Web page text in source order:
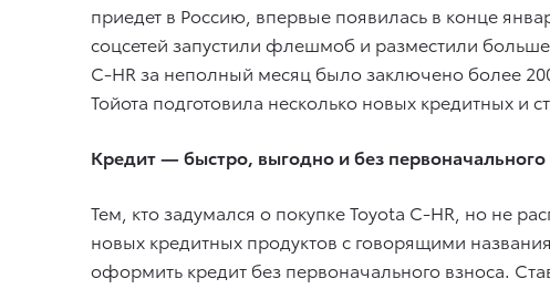
приедет в Россию, впервые появилась в конце
соцсетей запустили флешмоб и разместили
C-HR за неполный месяц было заключено более
Тойота подготовила несколько новых кредитных и
Кредит — быстро, выгодно и без первоначального
Тем, кто задумался о покупке Toyota C-HR, но не
новых кредитных продуктов с говорящими
оформить кредит без первоначального взноса.